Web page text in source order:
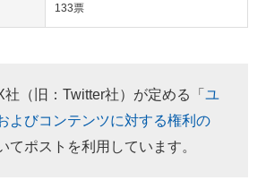
133票
（旧：Twitter社）が定める「 ユ
よびコンテンツに対する権利の
てポストを利用しています。